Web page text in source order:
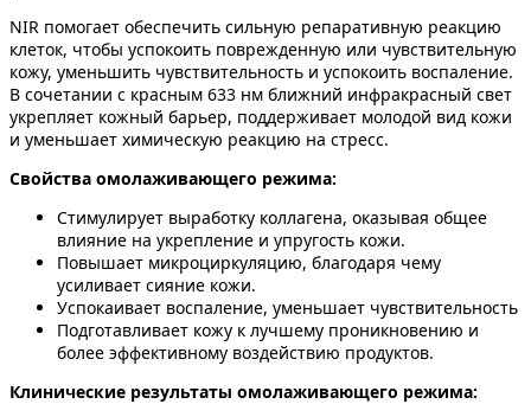
NIR помогает обеспечить сильную репаративную реакцию
клеток, чтобы успокоить поврежденную или чувствительную
кожу, уменьшить чувствительность и успокоить воспаление.
В сочетании с красным 633 нм ближний инфракрасный свет
укрепляет кожный барьер, поддерживает молодой вид кожи
и уменьшает химическую реакцию на стресс.
Свойства омолаживающего режима:
Стимулирует выработку коллагена, оказывая общее
влияние на укрепление и упругость кожи.
Повышает микроциркуляцию, благодаря чему
усиливает сияние кожи.
Успокаивает воспаление, уменьшает чувствительность
Подготавливает кожу к лучшему проникновению и
более эффективному воздействию продуктов.
Клинические результаты омолаживающего режима: